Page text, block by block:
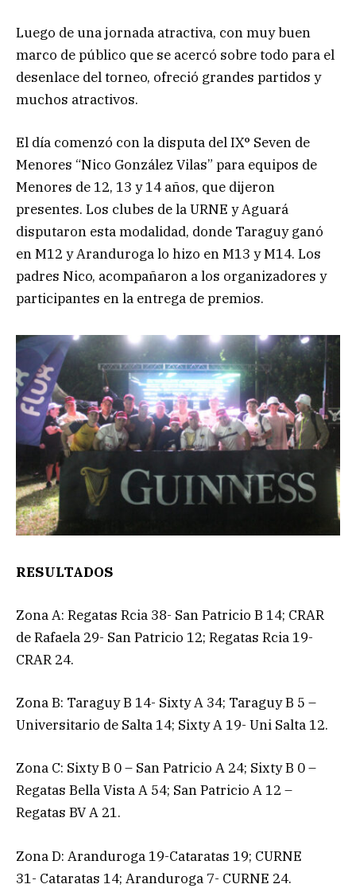
Luego de una jornada atractiva, con muy buen
marco de público que se acercó sobre todo para el
desenlace del torneo, ofreció grandes partidos y
muchos atractivos.
El día comenzó con la disputa del IX° Seven de
Menores “Nico González Vilas” para equipos de
Menores de 12, 13 y 14 años, que dijeron
presentes. Los clubes de la URNE y Aguará
disputaron esta modalidad, donde Taraguy ganó
en M12 y Aranduroga lo hizo en M13 y M14. Los
padres Nico, acompañaron a los organizadores y
participantes en la entrega de premios.
RESULTADOS
Zona A: Regatas Rcia 38- San Patricio B 14; CRAR
de Rafaela 29- San Patricio 12; Regatas Rcia 19-
CRAR 24.
Zona B: Taraguy B 14- Sixty A 34; Taraguy B 5 –
Universitario de Salta 14; Sixty A 19- Uni Salta 12.
Zona C: Sixty B 0 – San Patricio A 24; Sixty B 0 –
Regatas Bella Vista A 54; San Patricio A 12 –
Regatas BV A 21.
Zona D: Aranduroga 19-Cataratas 19; CURNE
31- Cataratas 14; Aranduroga 7- CURNE 24.